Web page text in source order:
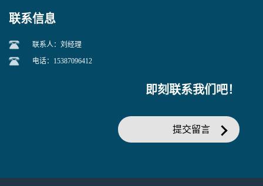
联系信息
联系人：刘经理
电话：15387096412
即刻联系我们吧！
提交留言